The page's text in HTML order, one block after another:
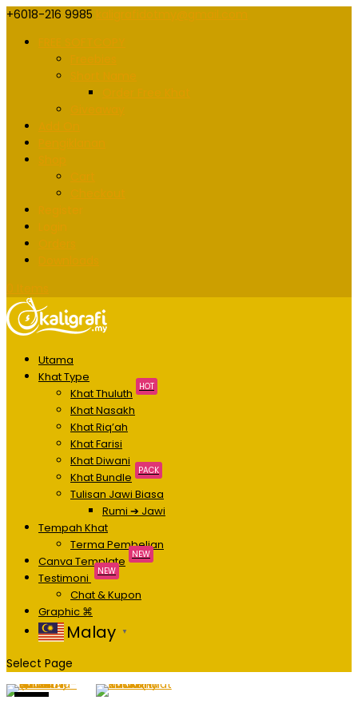
+6018-216 9985
Utama
Khat Type
Khat Thuluth
HOT
Khat Nasakh
Khat Riq’ah
Khat Farisi
Khat Diwani
Khat Bundle
PACK
Tulisan Jawi Biasa
Rumi ➔ Jawi
Tempah Khat
Terma Pembelian
Canva Template
NEW
Testimoni NEW
Chat & Kupon
Graphic ⌘
Malay ▼
Select Page